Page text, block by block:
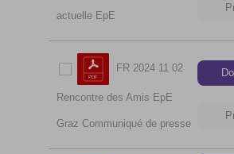
actuelle EpE
FR 2024 11 02
Rencontre des Amis EpE
Graz Communiqué de presse